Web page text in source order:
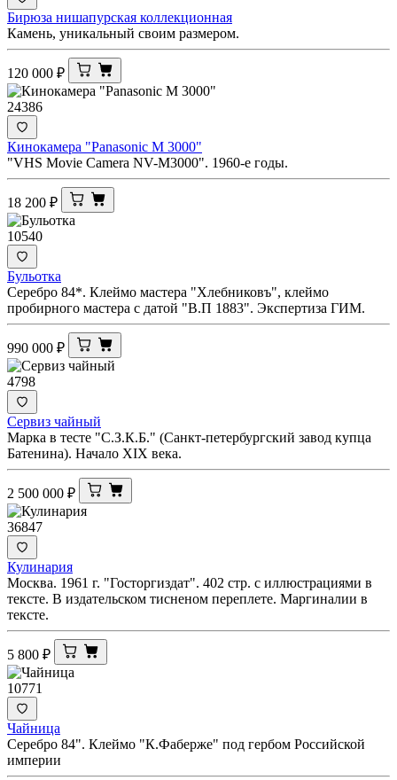
Бирюза нишапурская коллекционная
Камень, уникальный своим размером.
120 000 ₽
24386
Кинокамера "Panasonic M 3000"
"VHS Movie Camera NV-M3000". 1960-е годы.
18 200 ₽
10540
Бульотка
Серебро 84*. Клеймо мастера "Хлебниковъ", клеймо
пробирного мастера с датой "В.П 1883". Экспертиза ГИМ.
990 000 ₽
4798
Сервиз чайный
Марка в тесте "С.З.К.Б." (Санкт-петербургский завод купца
Батенина). Начало XIX века.
2 500 000 ₽
36847
Кулинария
Москва. 1961 г. "Госторгиздат". 402 стр. с иллюстрациями в
тексте. В издательском тисненом переплете. Маргиналии в
тексте.
5 800 ₽
10771
Чайница
Серебро 84". Клеймо "К.Фаберже" под гербом Российской
империи